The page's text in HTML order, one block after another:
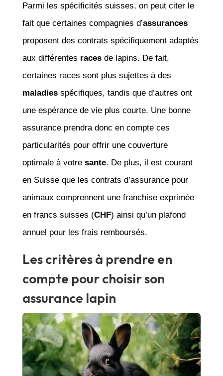
Parmi les spécificités suisses, on peut citer le
fait que certaines compagnies d’assurances
proposent des contrats spécifiquement adaptés
aux différentes racesde lapins. De fait,
certaines races sont plus sujettes à des
maladiesspécifiques, tandis que d’autres ont
une espérance de vie plus courte. Une bonne
assurance prendra donc en compte ces
particularités pour offrir une couverture
optimale à votre sante. De plus, il est courant
en Suisse que les contrats d’assurance pour
animaux comprennent une franchise exprimée
en francs suisses (CHF) ainsi qu’un plafond
annuel pour les frais remboursés.
Les critères à prendre en
compte pour choisir son
assurance lapin